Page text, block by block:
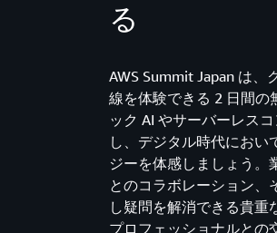
る
AWS Summit Japan は、
線を体験できる 2 日間の
ック AI やサーバーレス
し、デジタル時代におい
ジーを体感しましょう。
とのコラボレーション、
し疑問を解消できる貴重
プロフェッショナルとの